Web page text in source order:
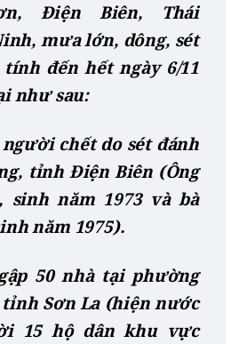
Điện Biên, Thái
mưa lớn, dông, sét
tính đến hết ngày 6/11
như sau:
chết do sét đánh
tỉnh Điện Biên (Ông
sinh năm 1973 và bà
năm 1975).
50 nhà tại phường
tỉnh Sơn La (hiện nước
15 hộ dân khu vực